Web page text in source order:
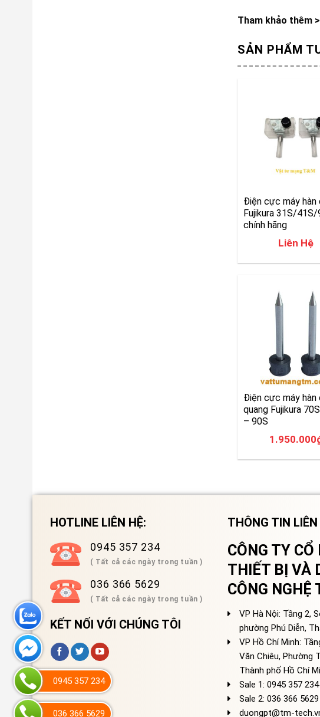
Tham khảo thêm
SẢN PHẨM
Điện cực máy hàn
Fujikura 31S/41S/
chính hãng
Liên Hệ
Điện cực máy hàn
quang Fujikura
– 90S
1.950.000
HOTLINE LIÊN HỆ:
0945 357 234
( Tất cả các ngày trong tuần )
036 366 5629
( Tất cả các ngày trong tuần )
KẾT NỐI VỚI CHÚNG TÔI
THÔNG TIN LIÊN
CÔNG TY CỔ
THIẾT BỊ VÀ
CÔNG NGHỆ
VP Hà Nội: Tầng 2,
phường Phú Diễn,
VP Hồ Chí Minh:
Văn Chiêu, Phường
Thành phố Hồ Chí
Sale 1: 0945 357 234
Sale 2: 036 366 5629
duongpt@tm-
0945 357 234
036 366 5629